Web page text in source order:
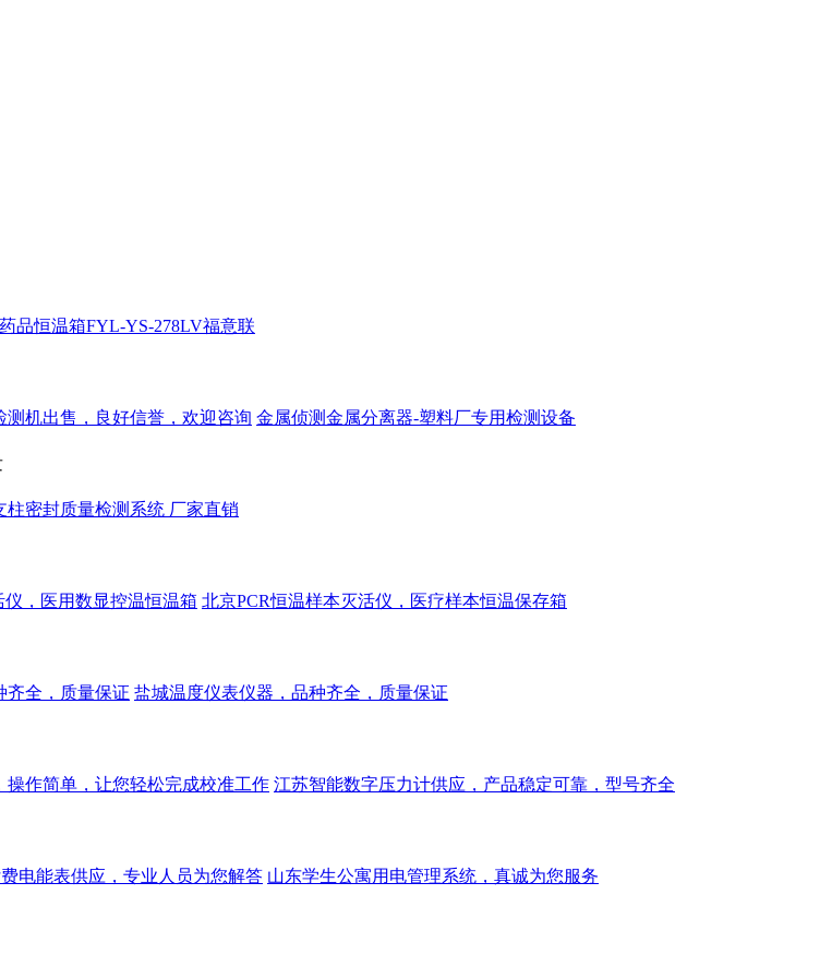
品恒温箱FYL-YS-278LV福意联
测机出售，良好信誉，欢迎咨询 金属侦测金属分离器-塑料厂专用检测设备
柱密封质量检测系统 厂家直销
，医用数显控温恒温箱 北京PCR恒温样本灭活仪，医疗样本恒温保存箱
齐全，质量保证 盐城温度仪表仪器，品种齐全，质量保证
作简单，让您轻松完成校准工作 江苏智能数字压力计供应，产品稳定可靠，型号齐全
电能表供应，专业人员为您解答 山东学生公寓用电管理系统，真诚为您服务